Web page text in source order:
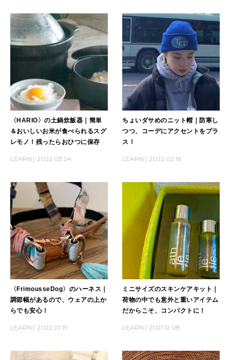
〈HARIO〉の土鍋炊飯器｜簡単
＆おいしいお米が食べられるスグ
レモノ！残ったらおひつに保存
LEARN 2022.03.24
ちょいダサめのニット帽｜防寒し
つつ、コーデにアクセントをプラ
ス！
LEARN 2022.02.16
〈FrimousseDog〉のハーネス｜
調節幅があるので、ウェアの上か
らでも安心！
LEARN 2022.01.19
ミニサイズのスキンケアキット｜
荷物の中でも意外と重いアイテム
だからこそ、コンパクトに！
LEARN 2021.12.08